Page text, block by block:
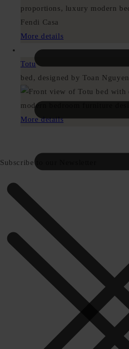
More details
Totu
bed, designed by Toan Nguyen
More details
Subscribe to our Newsletter